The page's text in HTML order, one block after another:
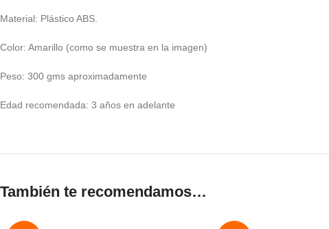
Material: Plástico ABS.
Color: Amarillo (como se muestra en la imagen)
Peso: 300 gms aproximadamente
Edad recomendada: 3 años en adelante
También te recomendamos…